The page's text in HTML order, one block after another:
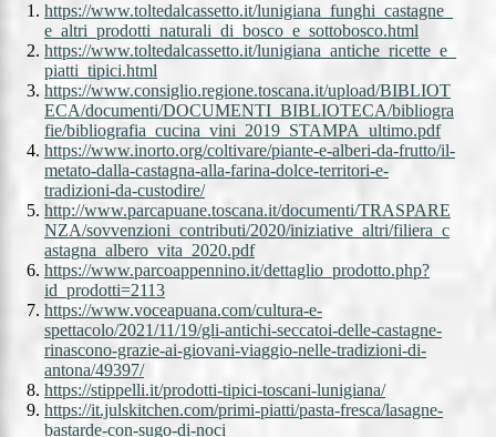
https://www.toltedalcassetto.it/lunigiana_funghi_castagne_
e_altri_prodotti_naturali_di_bosco_e_sottobosco.html
https://www.toltedalcassetto.it/lunigiana_antiche_ricette_e_
piatti_tipici.html
https://www.consiglio.regione.toscana.it/upload/BIBLIOT
ECA/documenti/DOCUMENTI_BIBLIOTECA/bibliogra
fie/bibliografia_cucina_vini_2019_STAMPA_ultimo.pdf
https://www.inorto.org/coltivare/piante-e-alberi-da-frutto/il-
metato-dalla-castagna-alla-farina-dolce-territori-e-
tradizioni-da-custodire/
http://www.parcapuane.toscana.it/documenti/TRASPARE
NZA/sovvenzioni_contributi/2020/iniziative_altri/filiera_c
astagna_albero_vita_2020.pdf
https://www.parcoappennino.it/dettaglio_prodotto.php?
id_prodotti=2113
https://www.voceapuana.com/cultura-e-
spettacolo/2021/11/19/gli-antichi-seccatoi-delle-castagne-
rinascono-grazie-ai-giovani-viaggio-nelle-tradizioni-di-
antona/49397/
https://stippelli.it/prodotti-tipici-toscani-lunigiana/
https://it.julskitchen.com/primi-piatti/pasta-fresca/lasagne-
bastarde-con-sugo-di-noci